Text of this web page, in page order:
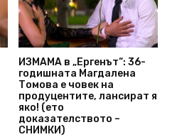
ИЗМАМА в „Ергенът“: 36-
годишната Магдалена
Томова е човек на
продуцентите, лансират я
яко! (ето
доказателството –
СНИМКИ)